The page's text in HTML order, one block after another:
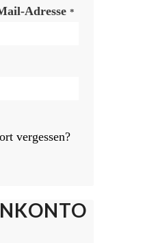
Adresse *
vergessen?